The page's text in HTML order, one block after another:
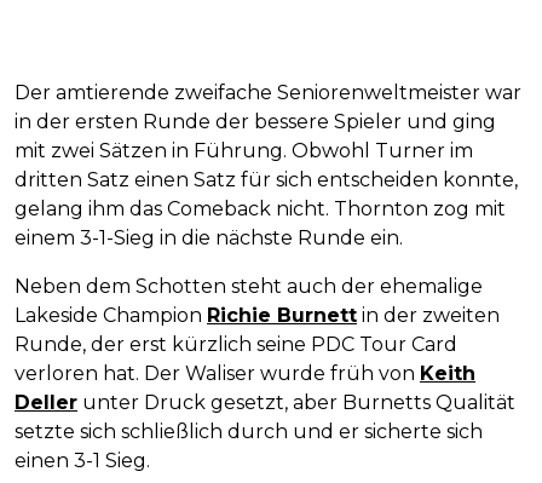
Der amtierende zweifache Seniorenweltmeister war
in der ersten Runde der bessere Spieler und ging
mit zwei Sätzen in Führung. Obwohl Turner im
dritten Satz einen Satz für sich entscheiden konnte,
gelang ihm das Comeback nicht. Thornton zog mit
einem 3-1-Sieg in die nächste Runde ein.
Neben dem Schotten steht auch der ehemalige
Lakeside Champion Richie Burnett in der zweiten
Runde, der erst kürzlich seine PDC Tour Card
verloren hat. Der Waliser wurde früh von Keith
Deller unter Druck gesetzt, aber Burnetts Qualität
setzte sich schließlich durch und er sicherte sich
einen 3-1 Sieg.